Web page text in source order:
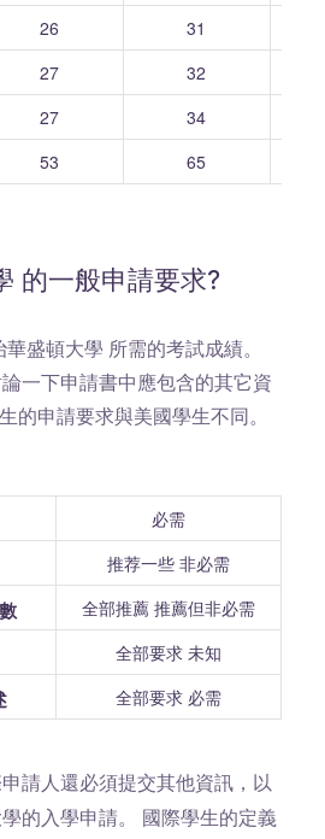
26 31
27 32
27 34
53 65
的一般申請要求?
盛頓大學 所需的考試成績。
一下申請書中應包含的其它資
的申請要求與美國學生不同。
必需
推荐一些 非必需
全部推薦 推薦但非必需
全部要求 未知
全部要求 必需
請人還必須提交其他資訊，以
的入學申請。 國際學生的定義